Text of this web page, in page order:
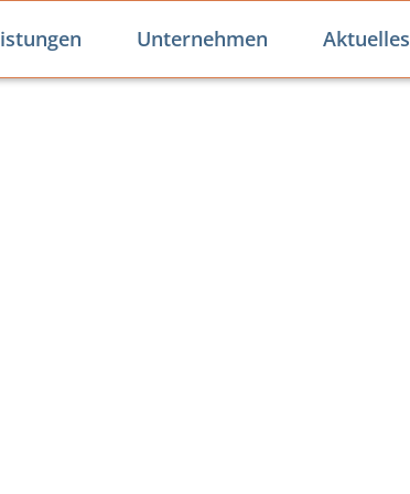
Unternehmen Aktuelles